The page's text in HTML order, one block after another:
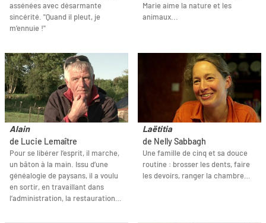
assénées avec désarmante
sincérité. "Quand il pleut, je
m’ennuie !"
Marie aime la nature et les
animaux...
Alain
de Lucie Lemaître
Pour se libérer l’esprit, il marche,
un bâton à la main. Issu d’une
généalogie de paysans, il a voulu
en sortir, en travaillant dans
l’administration, la restauration…
Laëtitia
de Nelly Sabbagh
Une famille de cinq et sa douce
routine : brosser les dents, faire
les devoirs, ranger la chambre…